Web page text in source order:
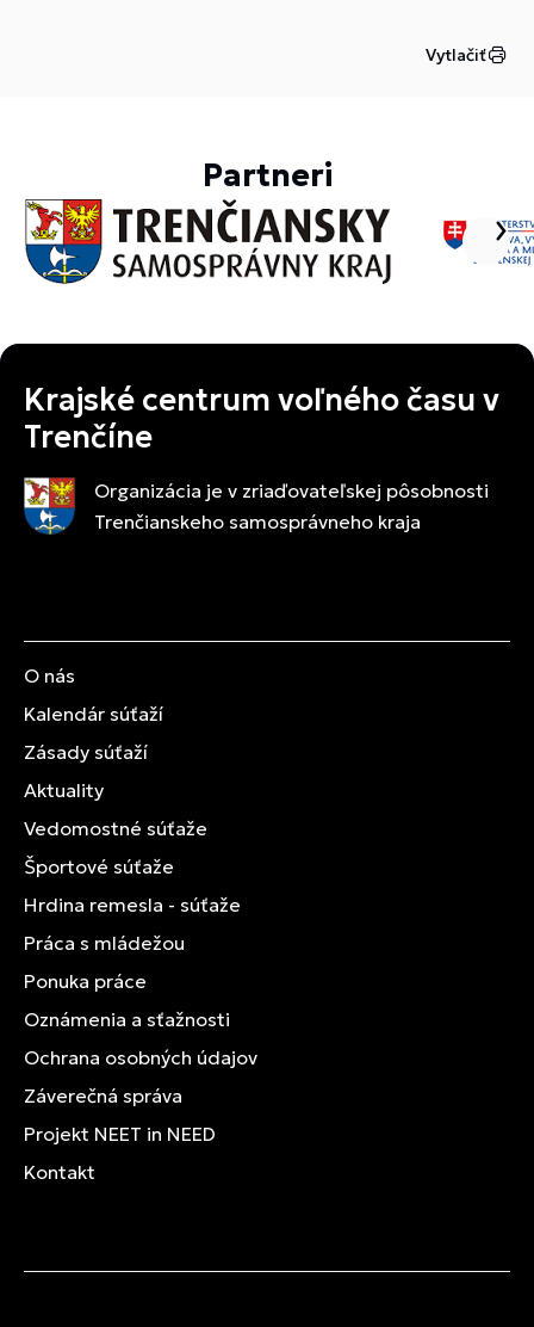
Vytlačiť
Partneri
Krajské centrum voľného času v
Trenčíne
Organizácia je v zriaďovateľskej pôsobnosti
Trenčianskeho samosprávneho kraja
O nás
Kalendár súťaží
Zásady súťaží
Aktuality
Vedomostné súťaže
Športové súťaže
Hrdina remesla - súťaže
Práca s mládežou
Ponuka práce
Oznámenia a sťažnosti
Ochrana osobných údajov
Záverečná správa
Projekt NEET in NEED
Kontakt